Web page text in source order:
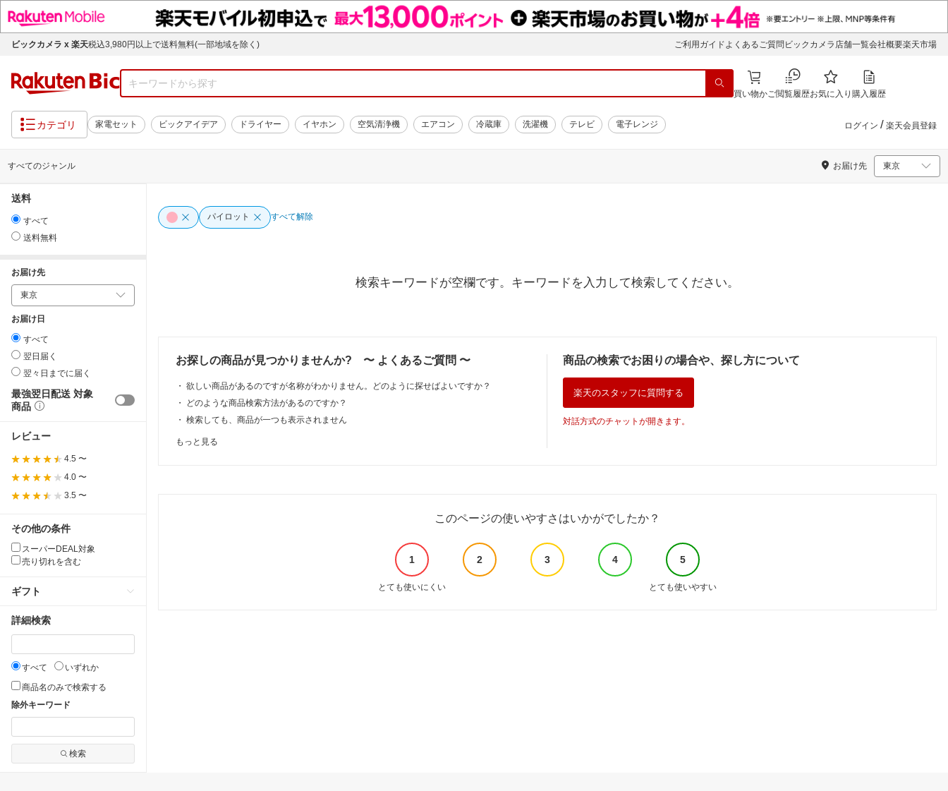
ビックカメラ x 楽天税込3,980円以上で送料無料(一部地域を除く) ご利用ガイド よくあるご質問 ビックカメラ店舗一覧会社概要楽天市場
買い物かご閲覧履歴お気に入り 購入履歴
カテゴリ 家電セット ビックアイデア ドライヤー イヤホン 空気清浄機 エアコン 冷蔵庫 洗濯機 テレビ 電子レンジ ログイン / 楽天会員登録
すべてのジャンル お届け先
送料
すべて
送料無料
お届け先
お届け日
すべて
翌日届く
翌々日までに届く
最強翌日配送 対象
商品
レビュー
4.5 〜
4.0 〜
3.5 〜
その他の条件
スーパーDEAL対象
売り切れを含む
ギフト
詳細検索
すべて
いずれか
商品名のみで検索する
除外キーワード
検索
パイロット すべて解除
検索キーワードが空欄です。キーワードを入力して検索してください。
お探しの商品が見つかりませんか? 〜 よくあるご質問 〜
・ 欲しい商品があるのですが名称がわかりません。どのように探せばよいですか？
・
どのような商品検索方法があるのですか？
・ 検索しても、商品が一つも表示されません
もっと見る
商品の検索でお困りの場合や、探し方について
楽天のスタッフに質問する
対話方式のチャットが開きます。
このページの使いやすさはいかがでしたか？
1 2 3 4 5
とても使いにくい とても使いやすい